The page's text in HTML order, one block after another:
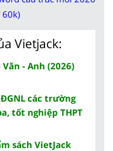
60k)
Vietjack:
- Anh (2026)
các trường
tốt nghiệp THPT
sách VietJack